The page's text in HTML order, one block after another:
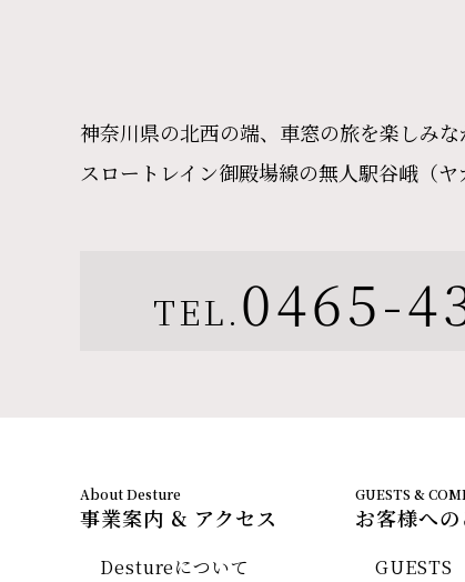
神奈川県の北西の端、車窓の旅を楽しみ
スロートレイン御殿場線の無人駅谷峨（ヤ
TEL.0465-
事業案内 & アクセス
Destureについて
お客様へ
GUESTS